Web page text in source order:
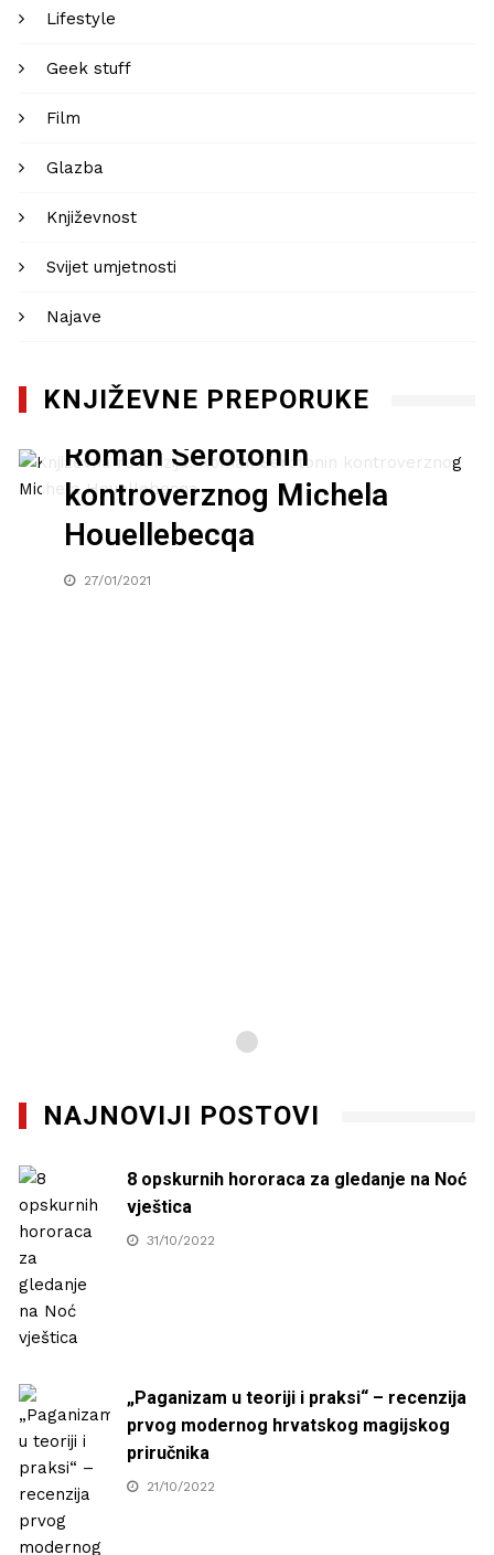
Lifestyle
Geek stuff
Film
Glazba
Književnost
Svijet umjetnosti
Najave
KNJIŽEVNE PREPORUKE
Književna recenzija:
Roman Serotonin
kontroverznog Michela
Houellebecqa
27/01/2021
NAJNOVIJI POSTOVI
8 opskurnih hororaca za gledanje na Noć
vještica
31/10/2022
„Paganizam u teoriji i praksi“ – recenzija
prvog modernog hrvatskog magijskog
priručnika
21/10/2022